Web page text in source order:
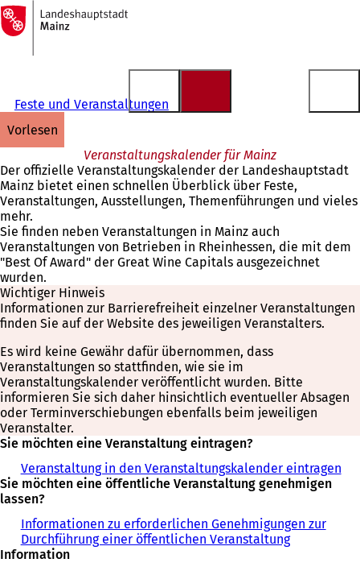
Inhalt anspringen
Zur
Startseite
Feste und Veranstaltungen
vorlesen
Veranstaltungskalender für Mainz
Der offizielle Veranstaltungskalender der Landeshauptstadt
Mainz bietet einen schnellen Überblick über Feste,
Veranstaltungen, Ausstellungen, Themenführungen und vieles
mehr.
Sie finden neben Veranstaltungen in Mainz auch
Veranstaltungen von Betrieben in Rheinhessen, die mit dem
"Best Of Award" der Great Wine Capitals ausgezeichnet
wurden.
Wichtiger Hinweis
Informationen zur Barrierefreiheit einzelner Veranstaltungen
finden Sie auf der Website des jeweiligen Veranstalters.
Es wird keine Gewähr dafür übernommen, dass
Veranstaltungen so stattfinden, wie sie im
Veranstaltungskalender veröffentlicht wurden. Bitte
informieren Sie sich daher hinsichtlich eventueller Absagen
oder Terminverschiebungen ebenfalls beim jeweiligen
Veranstalter.
Sie möchten eine Veranstaltung eintragen?
Veranstaltung in den Veranstaltungskalender eintragen
Sie möchten eine öffentliche Veranstaltung genehmigen
lassen?
Informationen zu erforderlichen Genehmigungen zur
Durchführung einer öffentlichen Veranstaltung
Information